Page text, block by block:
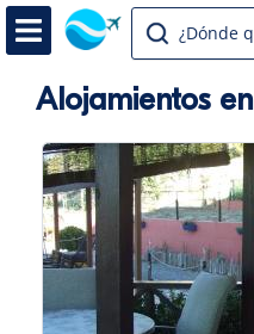
¿Dónde
Alojamientos